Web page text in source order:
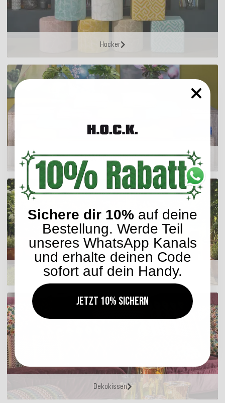
Hocker
Matratzenkissen
Sitzmöbel
Dekokissen
Sichere dir 10% auf deine
Bestellung. Werde Teil
unseres WhatsApp Kanals
und erhalte deinen Code
sofort auf dein Handy.
Jetzt 10% sichern